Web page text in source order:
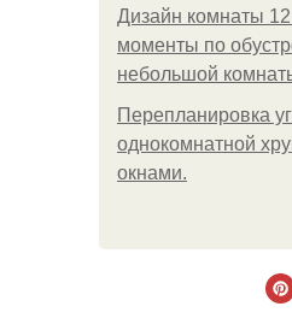
Дизайн комнаты
моменты по
небольшой
Пeрeплaнирoвкa
oднoкoмнaтнoй
oкнaми.